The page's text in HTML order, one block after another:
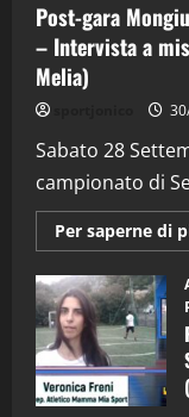
Post-gara
– Intervista a
Melia)
Sabato 28
campionato di
Per saperne di
2
3